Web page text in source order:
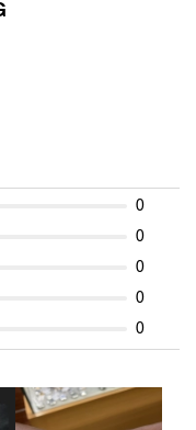
0
0
0
0
0